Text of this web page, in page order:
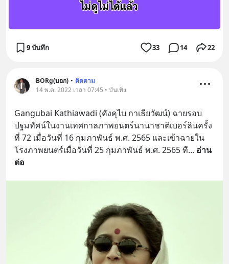
9 บันทึก 33 14 22
BORg(บอก) • ติดตาม
14 พ.ค. 2022 เวลา 07:45 • บันเทิง
Gangubai Kathiawadi (คังคุไบ กาเธียวัฒน์) ฉายรอบ
ปฐมทัศน์ในงานเทศกาลภาพยนตร์นานาชาติเบอร์ลินครั้ง
ที่ 72 เมื่อวันที่ 16 กุมภาพันธ์ พ.ศ. 2565 และเข้าฉายใน
โรงภาพยนตร์เมื่อวันที่ 25 กุมภาพันธ์ พ.ศ. 2565 ที... อ่าน
ต่อ